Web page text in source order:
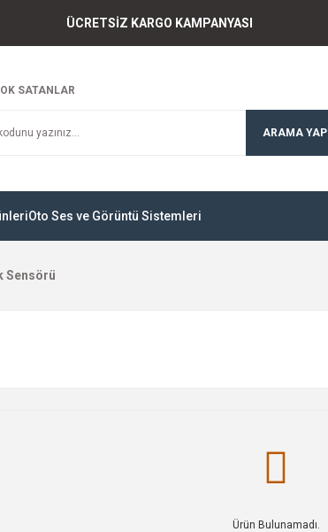
ÜCRETSİZ KARGO KAMPANYASI
SATANLAR
ARAMA YAP
Oto Ses ve Görüntü Sistemleri
Sensörü
Ürün Bulunamadı.